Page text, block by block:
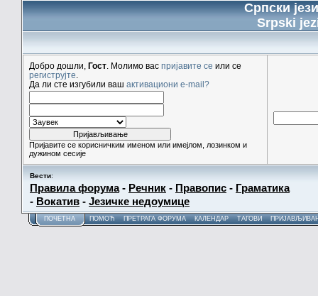
Српски
Srpski
Добро дошли, Гост . Молимо вас пријавите се или се
региструјте
Да ли сте изгубили ваш активациони e-mail?
Пријавите се корисничким именом или имејлом, лозинком и
дужином сесије
Вести:
Правила форума- Речник - Правопис - Граматика
- Вокатив - Језичке недоумице
ПОЧЕТНА ПОМОЋ ПРЕТРАГА ФОРУМА КАЛЕНДАР ТАГОВИ